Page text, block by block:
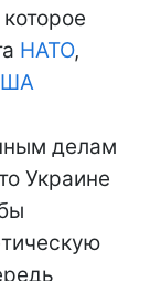
НАТО,
делам
Украине